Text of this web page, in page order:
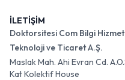
İLETİŞİM
Doktorsitesi Com Bilgi
Teknoloji ve Ticaret A.Ş.
Maslak Mah. Ahi Evran Cd.
Kat Kolektif House